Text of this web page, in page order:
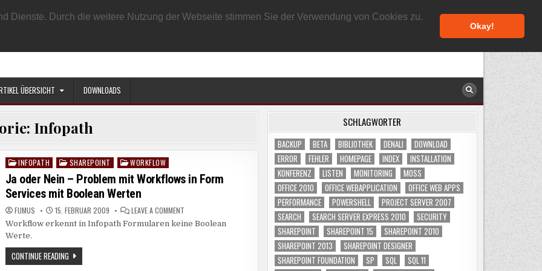
Dienste. Durch die weitere Nutzung der Webseite stimmen Sie der Verwendung von Cookies zu.
Okay!
BENUTZER DATENSCHUTZRICHTLINIE IMPRESSUM SAMPLE PAGE 6. AUGUST 2026
ÜBERSICHT DOWNLOADS
Infopath
Posted
in
INFOPATH SHAREPOINT WORKFLOW
Ja oder Nein – Problem mit Workflows in Form
Services mit Boolean Werten
FUMUS 15. FEBRUAR 2009 LEAVE A COMMENTON
ODER
Workflow erkennt in Infopath Formularen keine Boolean
Werte.
CONTINUE READINGJA
ODER
SCHLAGWÖRTER
BACKUP BETA BIBLIOTHEK DENALI
DOWNLOAD
ERROR
FEHLER HOMEPAGE INDEX
INSTALLATION
KONFERENZ
LISTEN MONITORING
MOSS
OFFICE 2010
OFFICE WEBAPPLICATION
OFFICE WEB APPS
PERFORMANCE
POWERSHELL
PROJECT SERVER 2007
SEARCH
SEARCH SERVER EXPRESS 2010
SECURITY
SHAREPOINT
SHAREPOINT 15
SHAREPOINT 2010
SHAREPOINT 2013
SHAREPOINT DESIGNER
SHAREPOINT FOUNDATION
SP SQL
SQL 11